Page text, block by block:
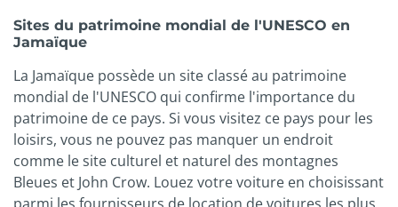
Sites du patrimoine mondial de l'UNESCO en
Jamaïque
La Jamaïque possède un site classé au patrimoine
mondial de l'UNESCO qui confirme l'importance du
patrimoine de ce pays. Si vous visitez ce pays pour les
loisirs, vous ne pouvez pas manquer un endroit
comme le site culturel et naturel des montagnes
Bleues et John Crow. Louez votre voiture en choisissant